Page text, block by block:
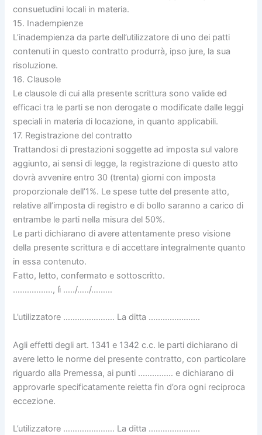
consuetudini locali in materia.
15. Inadempienze
L’inadempienza da parte dell’utilizzatore di uno dei patti
contenuti in questo contratto produrrà, ipso jure, la sua
risoluzione.
16. Clausole
Le clausole di cui alla presente scrittura sono valide ed
efficaci tra le parti se non derogate o modificate dalle leggi
speciali in materia di locazione, in quanto applicabili.
17. Registrazione del contratto
Trattandosi di prestazioni soggette ad imposta sul valore
aggiunto, ai sensi di legge, la registrazione di questo atto
dovrà avvenire entro 30 (trenta) giorni con imposta
proporzionale dell’1%. Le spese tutte del presente atto,
relative all’imposta di registro e di bollo saranno a carico di
entrambe le parti nella misura del 50%.
Le parti dichiarano di avere attentamente preso visione
della presente scrittura e di accettare integralmente quanto
in essa contenuto.
Fatto, letto, confermato e sottoscritto.
…………….., lì …../…../………
L’utilizzatore …………………. La ditta ………………….
Agli effetti degli art. 1341 e 1342 c.c. le parti dichiarano di
avere letto le norme del presente contratto, con particolare
riguardo alla Premessa, ai punti …………… e dichiarano di
approvarle specificatamente reietta fin d’ora ogni reciproca
eccezione.
L’utilizzatore …………………. La ditta ………………….